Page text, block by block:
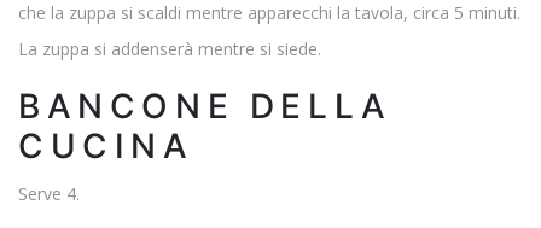
che la zuppa si scaldi mentre apparecchi la tavola, circa 5 minuti.
La zuppa si addenserà mentre si siede.
BANCONE DELLA
CUCINA
Serve 4.